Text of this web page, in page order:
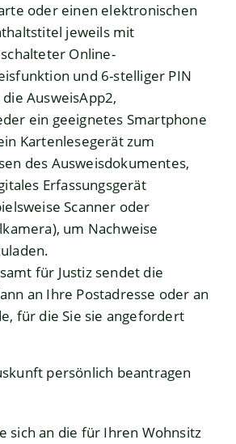
oder einen elektronischen
jeweils mit
Online-
und 6-stelliger PIN
AusweisApp2,
ein geeignetes Smartphone
Kartenlesegerät zum
des Ausweisdokumentes,
Erfassungsgerät
Scanner oder
um Nachweise
für Justiz sendet die
an Ihre Postadresse oder an
für die Sie sie angefordert
persönlich beantragen
sich an die für Ihren Wohnsitz